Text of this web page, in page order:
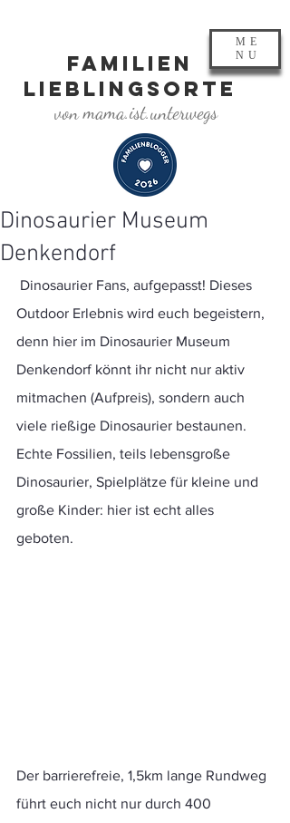
FAMILIEN
LIEBLINGSORTE
von mama.ist.unterwegs
ME
NU
Dinosaurier Museum
Denkendorf
Outdoor Erlebnis wird euch begeistern,
denn hier im Dinosaurier Museum
Denkendorf könnt ihr nicht nur aktiv
mitmachen (Aufpreis), sondern auch
viele rießige Dinosaurier bestaunen.
Echte Fossilien, teils lebensgroße
Dinosaurier, Spielplätze für kleine und
große Kinder: hier ist echt alles
geboten.
Der barrierefreie, 1,5km lange Rundweg
führt euch nicht nur durch 400